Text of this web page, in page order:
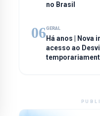
no Brasil
06GERAL
Há anos | Nova
acesso ao